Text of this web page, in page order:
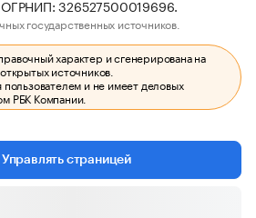
326527500019696.
государственных источников.
характер и сгенерирована на
источников.
пользователем и не имеет деловых
РБК Компании.
Управлять страницей